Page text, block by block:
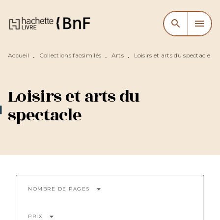
MENU RECHERCHE
CONTENU
search menu
Accueil • Collections facsimilés • Arts • Loisirs et arts du spectacle
Loisirs et arts du
spectacle
NOMBRE DE PAGES arrow_drop_down
PRIX arrow_drop_down